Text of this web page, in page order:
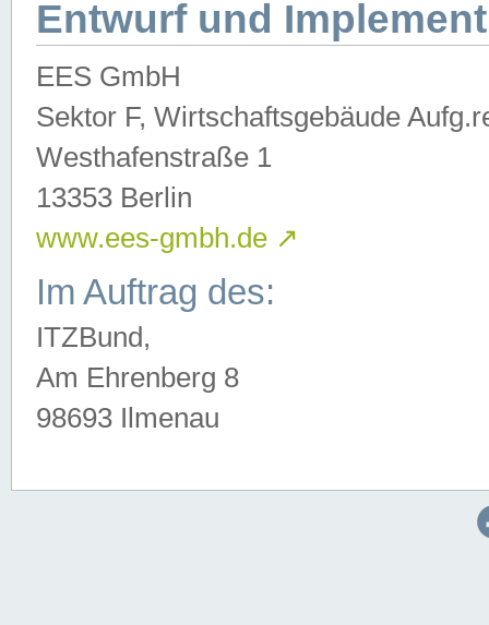
Entwurf und
EES GmbH
Sektor F, Wirtschaftsgebäude
Westhafenstraße 1
13353 Berlin
www.ees-gmbh.de ↗
Im Auftrag des:
ITZBund,
Am Ehrenberg 8
98693 Ilmenau